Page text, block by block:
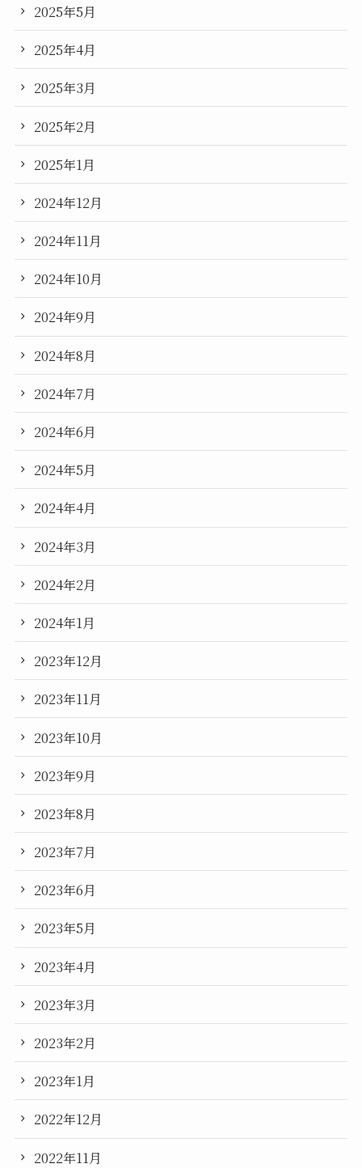
2025年5月
2025年4月
2025年3月
2025年2月
2025年1月
2024年12月
2024年11月
2024年10月
2024年9月
2024年8月
2024年7月
2024年6月
2024年5月
2024年4月
2024年3月
2024年2月
2024年1月
2023年12月
2023年11月
2023年10月
2023年9月
2023年8月
2023年7月
2023年6月
2023年5月
2023年4月
2023年3月
2023年2月
2023年1月
2022年12月
2022年11月